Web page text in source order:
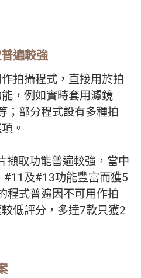
遍較強
拍攝程式，直接用於拍
，例如實時套用濾鏡
；部分程式設有多種拍
。
擷取功能普遍較強，當中
及#13功能豐富而獲5
程式普遍因不可用作拍
低評分，多達7款只獲2